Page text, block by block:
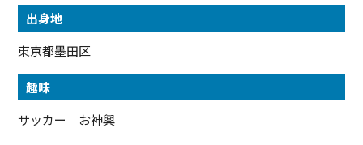
出身地
東京都墨田区
趣味
サッカー お神輿